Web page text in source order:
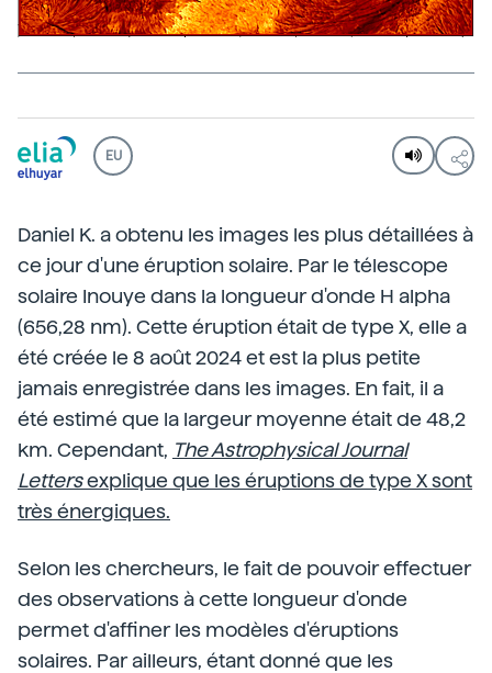
EU
Daniel K. a obtenu les images les plus détaillées à
ce jour d'une éruption solaire. Par le télescope
solaire Inouye dans la longueur d'onde H alpha
(656,28 nm). Cette éruption était de type X, elle a
été créée le 8 août 2024 et est la plus petite
jamais enregistrée dans les images. En fait, il a
été estimé que la largeur moyenne était de 48,2
km. Cependant, The Astrophysical Journal
Lettersexplique que les éruptions de type X sont
très énergiques.
Selon les chercheurs, le fait de pouvoir effectuer
des observations à cette longueur d'onde
permet d'affiner les modèles d'éruptions
solaires. Par ailleurs, étant donné que les